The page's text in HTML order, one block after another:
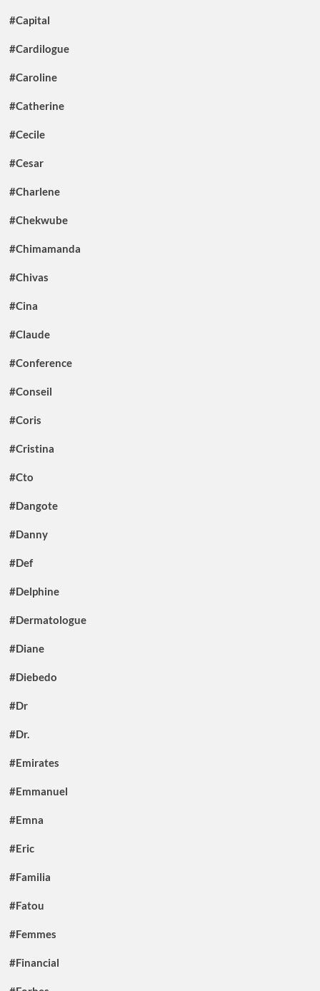
#Capital
#Cardilogue
#Caroline
#Catherine
#Cecile
#Cesar
#Charlene
#Chekwube
#Chimamanda
#Chivas
#Cina
#Claude
#Conference
#Conseil
#Coris
#Cristina
#Cto
#Dangote
#Danny
#Def
#Delphine
#Dermatologue
#Diane
#Diebedo
#Dr
#Dr.
#Emirates
#Emmanuel
#Emna
#Eric
#Familia
#Fatou
#Femmes
#Financial